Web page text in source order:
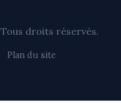
droits réservés.
Plan du site